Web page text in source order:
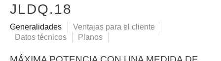
JLDQ.18
Generalidades
Ventajas para el cliente
Datos técnicos
Planos